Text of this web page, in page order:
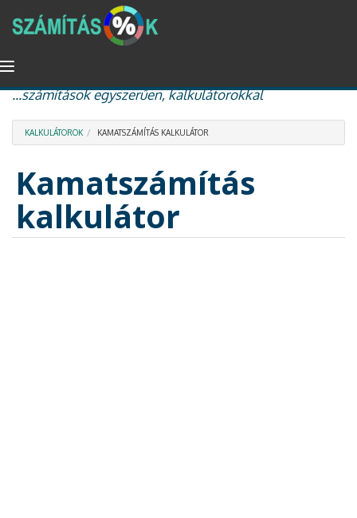
Ugrás
tartalomra
átkapcsolása
százalékszámítás, kamat és kamatos kamat, nyugdíj
...számítások egyszerűen, kalkulátorokkal
KALKULÁTOROK KAMATSZÁMÍTÁS KALKULÁTOR
Kamatszámítás
kalkulátor